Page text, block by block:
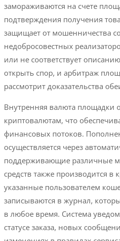
замораживаются на счете
подтверждения получения
защищает от мошенничества
недобросовестных
или не соответствует
открыть спор, и арбитраж
рассмотрит доказательства
Внутренняя валюта площадки
криптовалютам, что
финансовых потоков.
осуществляется через
поддерживающие различные
средств также производится в
указанные пользователем
записываются в журнал,
в любое время. Система
статусе заказа, новых